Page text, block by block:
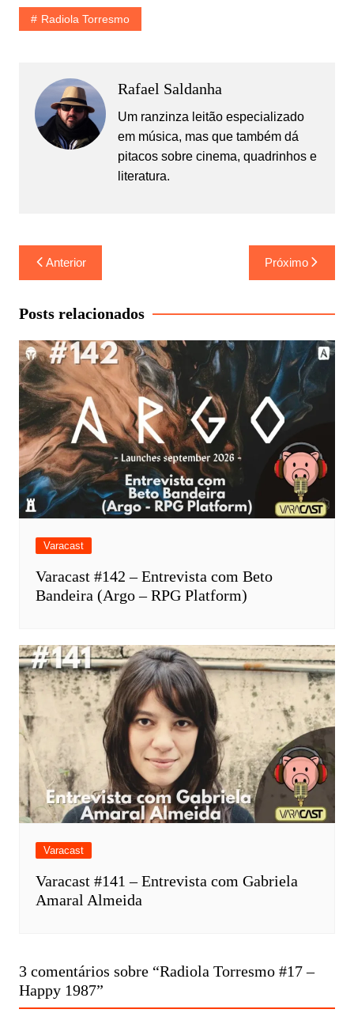
Radiola Torresmo
Rafael Saldanha
Um ranzinza leitão especializado
em música, mas que também dá
pitacos sobre cinema, quadrinhos e
literatura.
Navegação
de
Post
Anterior Próximo
Posts relacionados
Varacast
Varacast #142 – Entrevista com Beto
Bandeira (Argo – RPG Platform)
Varacast
Varacast #141 – Entrevista com Gabriela
Amaral Almeida
3 comentários sobre “Radiola Torresmo #17 –
Happy 1987”